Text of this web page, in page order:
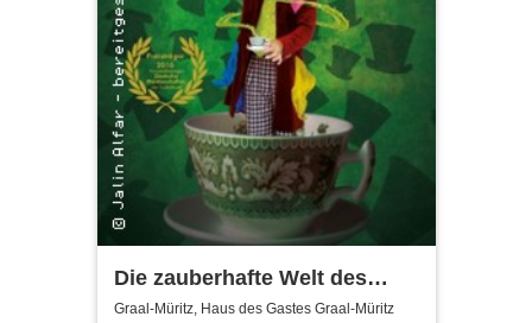
Die zauberhafte Welt des
Jalin Alfar
Graal-Müritz, Haus des Gastes Graal-Müritz